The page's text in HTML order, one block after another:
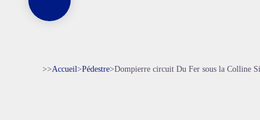
>>Accueil>Pédestre>Dompierre circuit Du Fer sous la Colline